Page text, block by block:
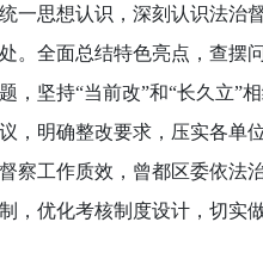
思想认识，深刻认识法治
。全面总结特色亮点，查摆
，坚持“当前改”和“长久立”
，明确整改要求，压实各单
察工作质效，曾都区委依法
，优化考核制度设计，切实